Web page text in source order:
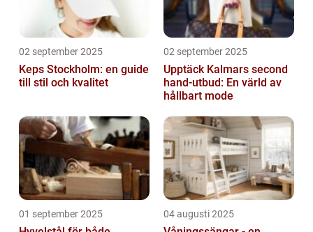
02 september 2025
Keps Stockholm: en guide
till stil och kvalitet
02 september 2025
Upptäck Kalmars second
hand-utbud: En värld av
hållbart mode
01 september 2025 04 augusti 2025